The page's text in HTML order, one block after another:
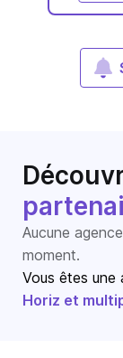
Aucune
moment.
Vous êtes une
Horiz et